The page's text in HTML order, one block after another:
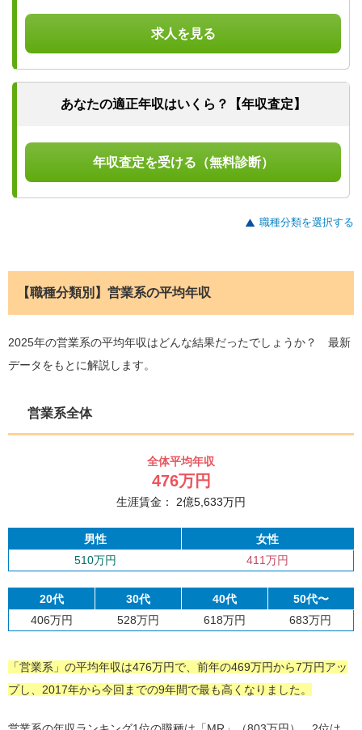
求人を見る
あなたの適正年収はいくら？【年収査定】
年収査定を受ける（無料診断）
職種分類を選択する
【職種分類別】営業系の平均年収
2025年の営業系の平均年収はどんな結果だったでしょうか？ 最新
データをもとに解説します。
営業系全体
全体平均年収
476万円
生涯賃金： 2億5,633万円
男性
女性
510万円
411万円
20代 30代 40代
50代〜
406万円
528万円 618万円 683万円
「営業系」の平均年収は476万円で、前年の469万円から7万円アッ
プし、2017年から今回までの9年間で最も高くなりました。